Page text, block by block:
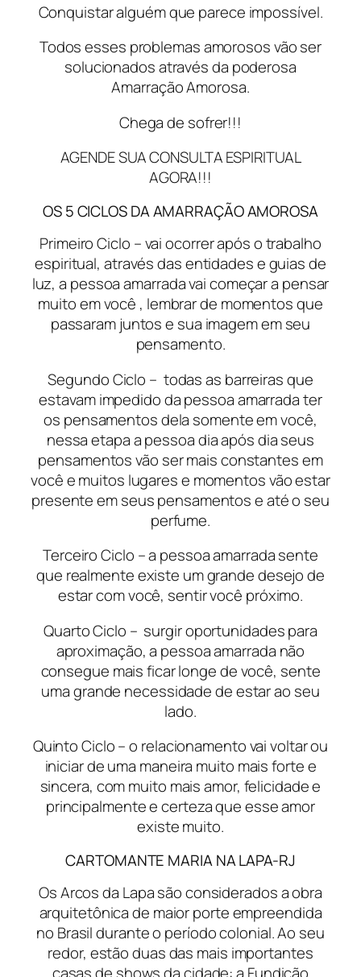
Conquistar alguém que parece impossível.
Todos esses problemas amorosos vão ser
solucionados através da poderosa
Amarração Amorosa.
Chega de sofrer!!!
AGENDE SUA CONSULTA ESPIRITUAL
AGORA!!!
OS 5 CICLOS DA AMARRAÇÃO AMOROSA
Primeiro Ciclo –vai ocorrer após o trabalho
espiritual, através das entidades e guias de
luz, a pessoa amarrada vai começar a pensar
muito em você , lembrar de momentos que
passaram juntos e sua imagem em seu
pensamento.
Segundo Ciclo – todas as barreiras que
estavam impedido da pessoa amarrada ter
os pensamentos dela somente em você,
nessa etapa a pessoa dia após dia seus
pensamentos vão ser mais constantes em
você e muitos lugares e momentos vão estar
presente em seus pensamentos e até o seu
perfume.
Terceiro Ciclo – a pessoa amarrada sente
que realmente existe um grande desejo de
estar com você, sentir você próximo.
Quarto Ciclo – surgir oportunidades para
aproximação, a pessoa amarrada não
consegue mais ficar longe de você, sente
uma grande necessidade de estar ao seu
lado.
Quinto Ciclo – o relacionamento vai voltar ou
iniciar de uma maneira muito mais forte e
sincera, com muito mais amor, felicidade e
principalmente e certeza que esse amor
existe muito.
CARTOMANTE MARIA NA LAPA-RJ
Os Arcos da Lapa são considerados a obra
arquitetônica de maior porte empreendida
no Brasil durante o período colonial. Ao seu
redor, estão duas das mais importantes